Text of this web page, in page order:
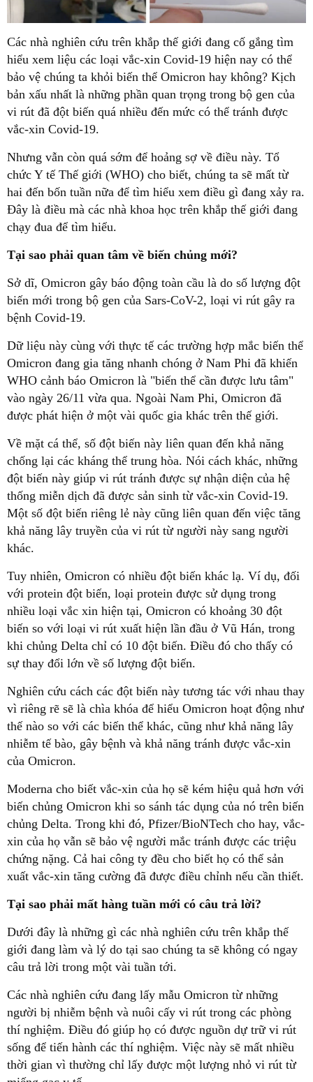
Các nhà nghiên cứu trên khắp thế giới đang cố gắng tìm
hiểu xem liệu các loại vắc-xin Covid-19 hiện nay có thể
bảo vệ chúng ta khỏi biến thể Omicron hay không? Kịch
bản xấu nhất là những phần quan trọng trong bộ gen của
vi rút đã đột biến quá nhiều đến mức có thể tránh được
vắc-xin Covid-19.
Nhưng vẫn còn quá sớm để hoảng sợ về điều này. Tổ
chức Y tế Thế giới (WHO) cho biết, chúng ta sẽ mất từ
hai đến bốn tuần nữa để tìm hiểu xem điều gì đang xảy ra.
Đây là điều mà các nhà khoa học trên khắp thế giới đang
chạy đua để tìm hiểu.
Tại sao phải quan tâm về biến chủng mới?
Sở dĩ, Omicron gây báo động toàn cầu là do số lượng đột
biến mới trong bộ gen của Sars-CoV-2, loại vi rút gây ra
bệnh Covid-19.
Dữ liệu này cùng với thực tế các trường hợp mắc biến thể
Omicron đang gia tăng nhanh chóng ở Nam Phi đã khiến
WHO cảnh báo Omicron là "biến thể cần được lưu tâm"
vào ngày 26/11 vừa qua. Ngoài Nam Phi, Omicron đã
được phát hiện ở một vài quốc gia khác trên thế giới.
Về mặt cá thể, số đột biến này liên quan đến khả năng
chống lại các kháng thể trung hòa. Nói cách khác, những
đột biến này giúp vi rút tránh được sự nhận diện của hệ
thống miễn dịch đã được sản sinh từ vắc-xin Covid-19.
Một số đột biến riêng lẻ này cũng liên quan đến việc tăng
khả năng lây truyền của vi rút từ người này sang người
khác.
Tuy nhiên, Omicron có nhiều đột biến khác lạ. Ví dụ, đối
với protein đột biến, loại protein được sử dụng trong
nhiều loại vắc xin hiện tại, Omicron có khoảng 30 đột
biến so với loại vi rút xuất hiện lần đầu ở Vũ Hán, trong
khi chủng Delta chỉ có 10 đột biến. Điều đó cho thấy có
sự thay đổi lớn về số lượng đột biến.
Nghiên cứu cách các đột biến này tương tác với nhau thay
vì riêng rẽ sẽ là chìa khóa để hiểu Omicron hoạt động như
thế nào so với các biến thể khác, cũng như khả năng lây
nhiễm tế bào, gây bệnh và khả năng tránh được vắc-xin
của Omicron.
Moderna cho biết vắc-xin của họ sẽ kém hiệu quả hơn với
biến chủng Omicron khi so sánh tác dụng của nó trên biến
chủng Delta. Trong khi đó, Pfizer/BioNTech cho hay, vắc-
xin của họ vẫn sẽ bảo vệ người mắc tránh được các triệu
chứng nặng. Cả hai công ty đều cho biết họ có thể sản
xuất vắc-xin tăng cường đã được điều chỉnh nếu cần thiết.
Tại sao phải mất hàng tuần mới có câu trả lời?
Dưới đây là những gì các nhà nghiên cứu trên khắp thế
giới đang làm và lý do tại sao chúng ta sẽ không có ngay
câu trả lời trong một vài tuần tới.
Các nhà nghiên cứu đang lấy mẫu Omicron từ những
người bị nhiễm bệnh và nuôi cấy vi rút trong các phòng
thí nghiệm. Điều đó giúp họ có được nguồn dự trữ vi rút
sống để tiến hành các thí nghiệm. Việc này sẽ mất nhiều
thời gian vì thường chỉ lấy được một lượng nhỏ vi rút từ